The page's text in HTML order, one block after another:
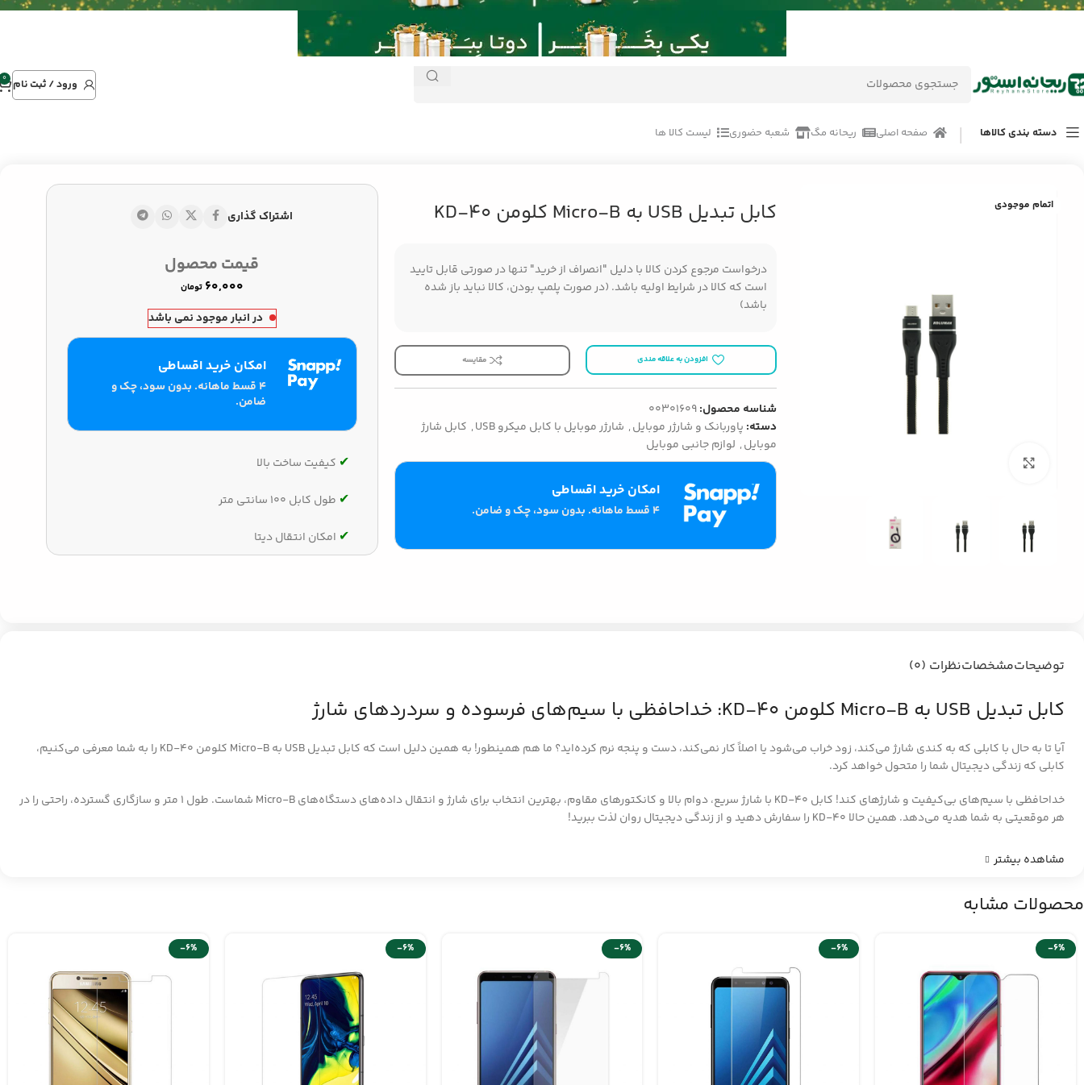
ورود / ثبت نام 0
دسته بندی کالاها صفحه اصلی ریحانه مگ شعبه حضوری لیست کالا ها
لوازم جانبی موبایل
اتمام موجودی کابل تبدیل USB به Micro-B کلومن KD-40
درخواست مرجوع کردن کالا با دلیل "انصراف از خرید" تنها در صورتی قابل تایید
است که کالا در شرایط اولیه باشد. (در صورت پلمپ بودن، کالا نباید باز شده
باشد)
افزودن به علاقه مندی مقایسه
شناسه محصول:00301609
دسته: پاوربانک و شارژر موبایل, شارژر موبایل با کابل میکرو USB , کابل شارژ
موبایل, لوازم جانبی موبایل
امکان خرید اقساطی
۴ قسط ماهانه. بدون سود، چک و ضامن.
اشتراک گذاری
قیمت محصول
تومان
در انبار موجود نمی باشد
امکان خرید اقساطی
۴ قسط ماهانه. بدون سود، چک و
ضامن.
✔‌ کیفیت ساخت بالا
✔‌ طول کابل 100 سانتی متر
✔‌ امکان انتقال دیتا
توضیحاتمشخصاتنظرات (0)
کابل تبدیل USB به Micro-B کلومن KD-40: خداحافظی با سیم‌های فرسوده و سردردهای شارژ
آیا تا به حال با کابلی که به کندی شارژ می‌کند، زود خراب می‌شود یا اصلاً کار نمی‌کند، دست و پنجه نرم کرده‌اید؟ ما هم همینطور! به همین دلیل است که کابل تبدیل USB به Micro-B کلومن KD-40 را به شما معرفی می‌کنیم،
کابلی که زندگی دیجیتال شما را متحول خواهد کرد.
خداحافظی با سیم‌های بی‌کیفیت و شارژهای کند! کابل KD-40 با شارژ سریع، دوام بالا و کانکتورهای مقاوم، بهترین انتخاب برای شارژ و انتقال داده‌های دستگاه‌های Micro-B شماست. طول 1 متر و سازگاری گسترده، راحتی را در
هر موقعیتی به شما هدیه می‌دهد. همین حالا KD-40 را سفارش دهید و از زندگی دیجیتال روان لذت ببرید!
مشاهده بیشتر
محصولات مشابه
-6%
-6%
-6%
-6%
-6%